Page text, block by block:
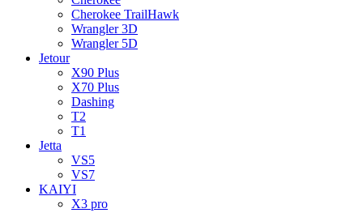
Cherokee TrailHawk
Wrangler 3D
Wrangler 5D
Jetour
X90 Plus
X70 Plus
Dashing
T2
T1
Jetta
VS5
VS7
KAIYI
X3 pro